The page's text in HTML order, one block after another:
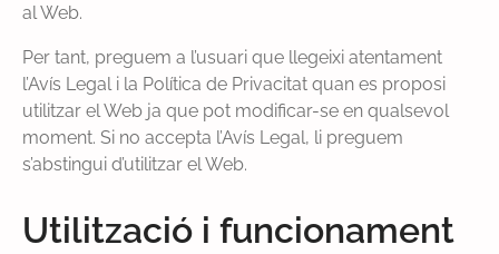
al Web.
Per tant, preguem a l’usuari que llegeixi atentament
l’Avís Legal i la Política de Privacitat quan es proposi
utilitzar el Web ja que pot modificar-se en qualsevol
moment. Si no accepta l’Avís Legal, li preguem
s’abstingui d’utilitzar el Web.
Utilització i funcionament